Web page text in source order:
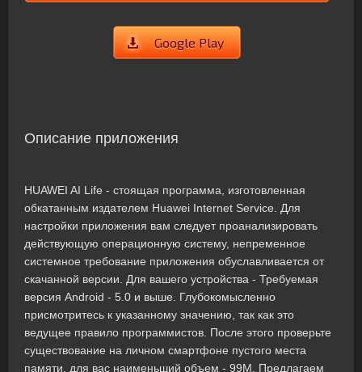
Google Play
Описание приложения
HUAWEI AI Life - стоящая программа, изготовленная
обкатанным издателем Huawei Internet Service. Для
настройки приложения вам следует проанализировать
действующую операционную систему, непременное
системное требование приложения обуславливается от
скачанной версии. Для вашего устройства - Требуемая
версия Android - 5.0 и выше. Глубокомысленно
присмотритесь к указанному значению, так как это
ведущее правило программистов. После этого проверьте
существование на личном смартфоне пустого места
памяти, для вас наименьший объем - 99M. Предлагаем